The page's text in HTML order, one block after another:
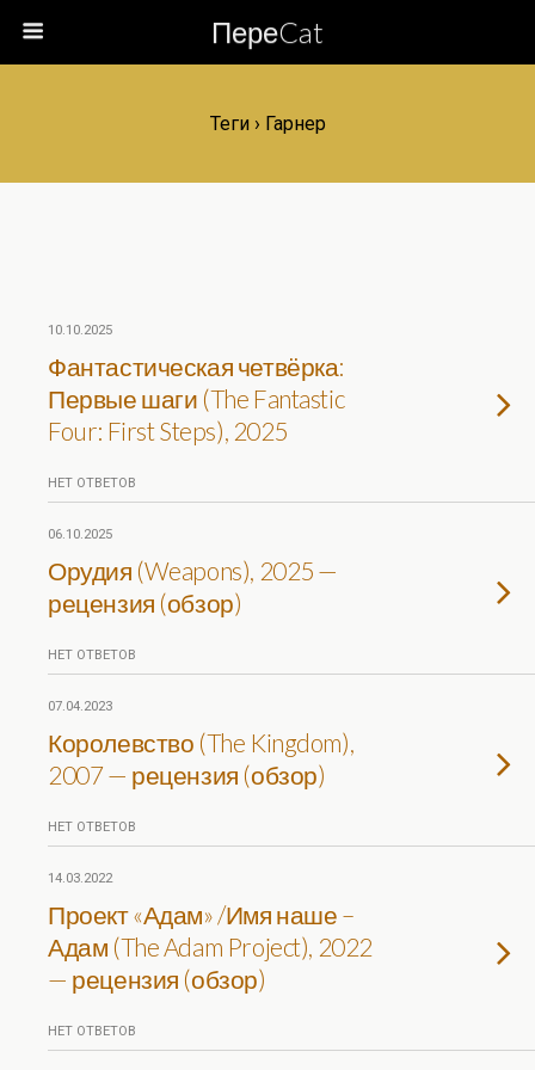
ПереCat
Теги › Гарнер
10.10.2025
Фантастическая четвёрка:
Первые шаги (The Fantastic
Four: First Steps), 2025
НЕТ ОТВЕТОВ
06.10.2025
Орудия (Weapons), 2025 —
рецензия (обзор)
НЕТ ОТВЕТОВ
07.04.2023
Королевство (The Kingdom),
2007 — рецензия (обзор)
НЕТ ОТВЕТОВ
14.03.2022
Проект «Адам» /Имя наше –
Адам (The Adam Project), 2022
— рецензия (обзор)
НЕТ ОТВЕТОВ